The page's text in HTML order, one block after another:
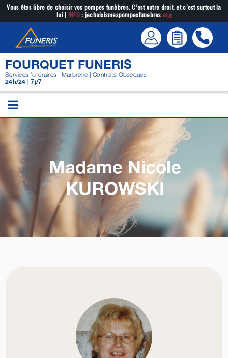
Passer
contenu
Vous êtes libre de choisir vos pompes funèbres. C’est votre droit, et c’est surtout la
loi | INFO: jechoisismespompesfunebres.org
FOURQUET FUNERIS
Services funéraires | Marbrerie | Contrats Obsèques
24h/24 | 7j/7
Madame Nicole
KUROWSKI